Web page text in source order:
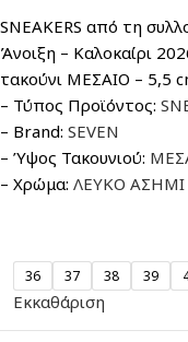
SNEAKERS από τη
Άνοιξη – Καλοκαίρι
τακούνι ΜΕΣΑΙΟ – 5,5
– Τύπος Προϊόντος:
– Brand: SEVEN
– Ύψος Τακουνιού:
– Χρώμα: ΛΕΥΚΟ ΑΣΗΜΙ
36 37 38 39
Εκκαθάριση